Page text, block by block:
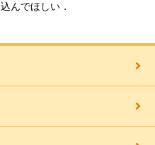
んでほしい．